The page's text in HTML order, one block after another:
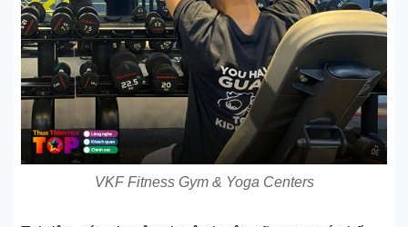
VKF Fitness Gym & Yoga Centers